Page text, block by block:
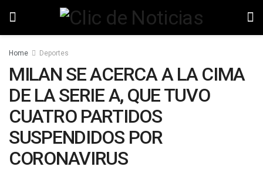
Home Deportes
MILAN SE ACERCA A LA CIMA
DE LA SERIE A, QUE TUVO
CUATRO PARTIDOS
SUSPENDIDOS POR
CORONAVIRUS